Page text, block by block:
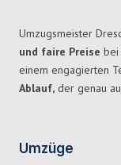
Umzugsmeister
und faire Preise bei
einem engagierten
Ablauf, der genau
Umzüge